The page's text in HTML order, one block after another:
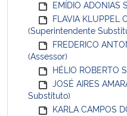
EMÍDIO ADONIAS
FLAVIA KLUPPEL
(Superintendente
FREDERICO
(Assessor)
HÉLIO ROBERTO
JOSÉ AIRES
Substituto)
KARLA CAMPOS